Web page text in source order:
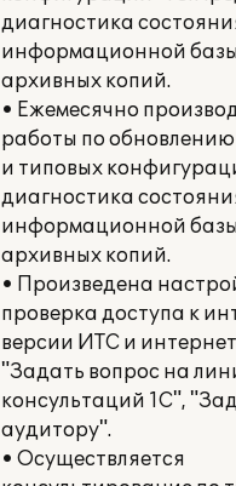
диагностика
информационной
архивных копий.
• Ежемесячно
работы по
и типовых
диагностика
информационной
архивных копий.
• Произведена
проверка доступа к
версии ИТС и
"Задать вопрос на
консультаций 1С",
аудитору".
• Осуществляется